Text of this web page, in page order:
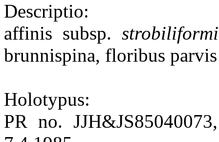
Descriptio:
affinis subsp. strobiliformi
brunnispina, floribus
Holotypus:
PR no.